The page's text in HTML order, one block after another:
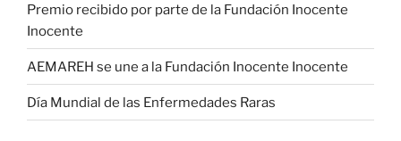
Premio recibido por parte de la Fundación Inocente
Inocente
AEMAREH se une a la Fundación Inocente Inocente
Día Mundial de las Enfermedades Raras